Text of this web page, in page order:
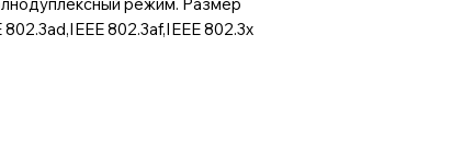
802.3af,IEEE 802.3x